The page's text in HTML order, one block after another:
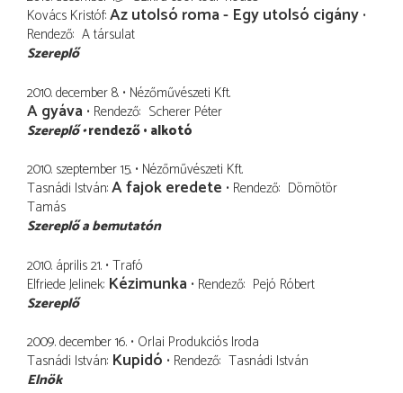
Kovács Kristóf Az utolsó roma - Egy utolsó cigány
Rendező A társulat
Szereplő
2010. december 8. Nézőművészeti Kft.
A gyáva Rendező Scherer Péter
Szereplő rendező alkotó
2010. szeptember 15. Nézőművészeti Kft.
Tasnádi István A fajok eredete Rendező Dömötör
Tamás
Szereplő a bemutatón
2010. április 21. Trafó
Elfriede Jelinek Kézimunka Rendező Pejó Róbert
Szereplő
2009. december 16. Orlai Produkciós Iroda
Tasnádi István Kupidó Rendező Tasnádi István
Elnök